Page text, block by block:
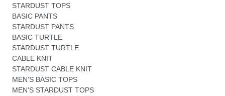
STARDUST TOPS
BASIC PANTS
STARDUST PANTS
BASIC TURTLE
STARDUST TURTLE
CABLE KNIT
STARDUST CABLE KNIT
MEN'S BASIC TOPS
MEN'S STARDUST TOPS